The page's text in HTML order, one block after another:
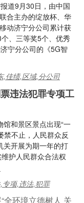
道9月30日，由中国
合主办的绽放杯、华
动济宁分公司累计获
、三等奖5个、优秀
宁分公司的《5G智
,佳绩,区域,分公司
违法犯罪专项工
和景区景点出现“一
禁不止，人民群众反
关开展为期一年的打
护人民群众合法权
专项,违法,犯罪